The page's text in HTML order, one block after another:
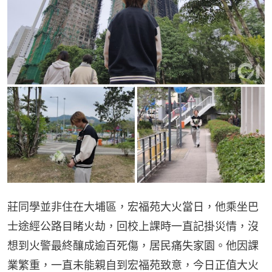
莊同學並非住在大埔區，宏福苑大火當日，他乘坐巴
士途經公路目睹火劫，回校上課時一直記掛災情，沒
想到火警最終釀成逾百死傷，居民痛失家園。他因課
業繁重，一直未能親自到宏福苑致意，今日正值大火